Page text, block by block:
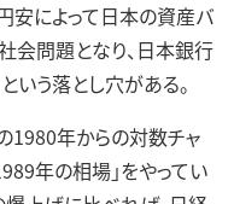
安によって日本の資産バ
会問題となり、日本銀行
いう落とし穴がある。
年からの対数チャ
年の相場」をやってい